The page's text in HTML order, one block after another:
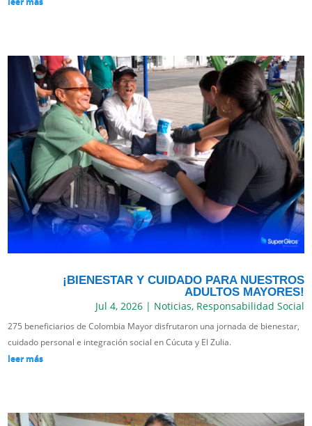
¡BIENESTAR Y CUIDADO PARA NUESTROS
ADULTOS MAYORES!
Jul 4, 2026| Noticias, Responsabilidad Social
275 beneficiarios de Colombia Mayor disfrutaron una jornada de bienestar,
cuidado personal e integración social en Cúcuta y El Zulia.
leer más